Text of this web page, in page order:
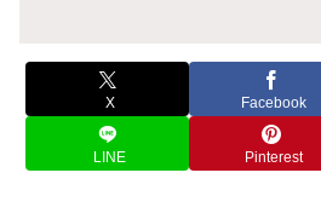
X Facebook
LINE Pinterest